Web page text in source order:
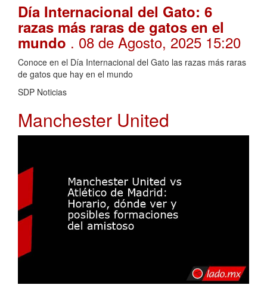
Día Internacional del Gato: 6
razas más raras de gatos en el
mundo . 08 de Agosto, 2025 15:20
Conoce en el Día Internacional del Gato las razas más raras
de gatos que hay en el mundo
SDP Noticias
Manchester United